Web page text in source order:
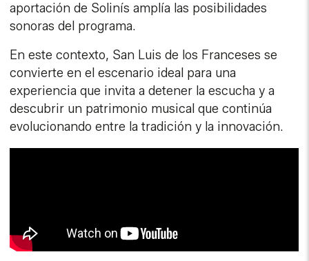
aportación de Solinís amplía las posibilidades
sonoras del programa.
En este contexto, San Luis de los Franceses se
convierte en el escenario ideal para una
experiencia que invita a detener la escucha y a
descubrir un patrimonio musical que continúa
evolucionando entre la tradición y la innovación.